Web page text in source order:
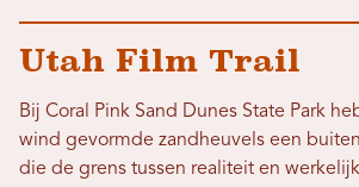
Utah Film Trail
Bij Coral Pink Sand Dunes State Park
wind gevormde zandheuvels een
die de grens tussen realiteit en